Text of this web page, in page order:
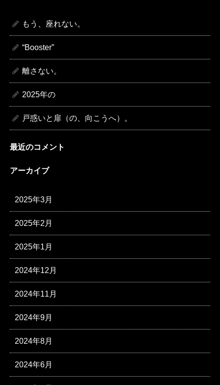
もう、座れない。
“Booster”
離さない。
2025年の
戸惑いと扉（の、向こうへ）。
最近のコメント
アーカイブ
2025年3月
2025年2月
2025年1月
2024年12月
2024年11月
2024年9月
2024年8月
2024年6月